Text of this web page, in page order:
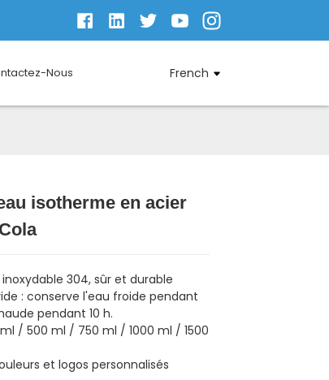
Nous French
isotherme en acier
inoxydable 304, sûr et durable
: conserve l'eau froide pendant
pendant 10 h.
/ 500 ml / 750 ml / 1000 ml / 1500
et logos personnalisés